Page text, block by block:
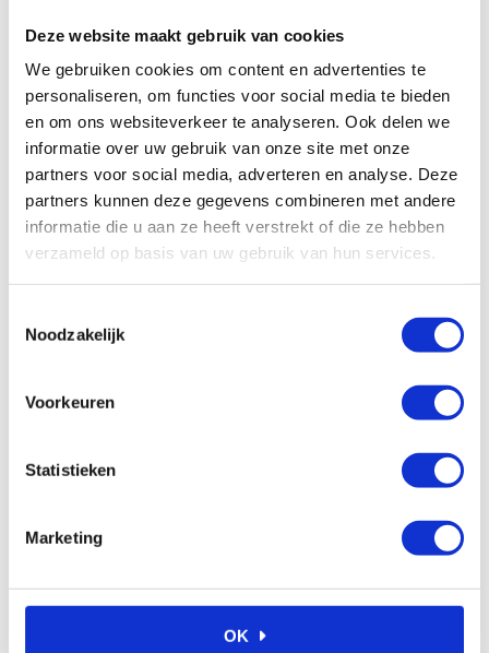
Deze website maakt gebruik van cookies
We gebruiken cookies om content en advertenties te
personaliseren, om functies voor social media te bieden
en om ons websiteverkeer te analyseren. Ook delen we
informatie over uw gebruik van onze site met onze
partners voor social media, adverteren en analyse. Deze
partners kunnen deze gegevens combineren met andere
informatie die u aan ze heeft verstrekt of die ze hebben
verzameld op basis van uw gebruik van hun services.
Noodzakelijk
Voorkeuren
Statistieken
Marketing
OK
€12,67 Excl. btw
In winkelwagen
RVS 316 Pijpeind 6mm AF4
€6,91
Smeersystemen?
Hoe kan ik bij Ambi Smeersystemen